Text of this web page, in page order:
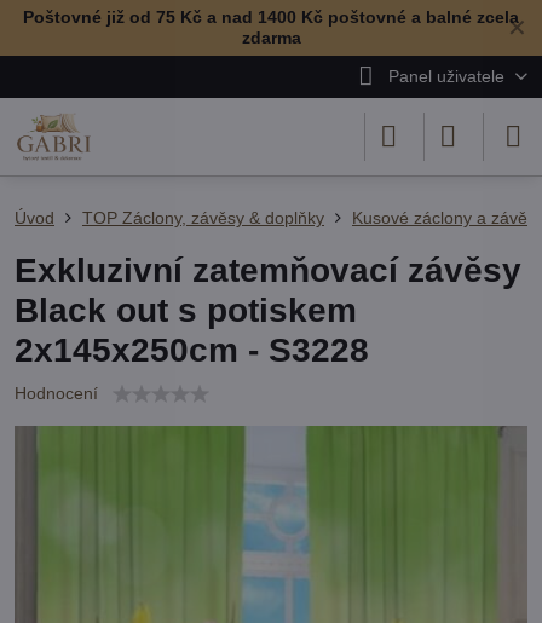
✕
Poštovné již od 75 Kč a nad 1400 Kč poštovné a balné zcela
zdarma
Panel uživatele
Úvod TOP Záclony, závěsy & doplňky Kusové záclony a
Exkluzivní zatemňovací závěsy
Black out s potiskem
2x145x250cm - S3228
Hodnocení